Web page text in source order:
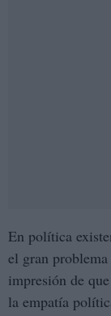
En política
el gran
impresión de
la empatía